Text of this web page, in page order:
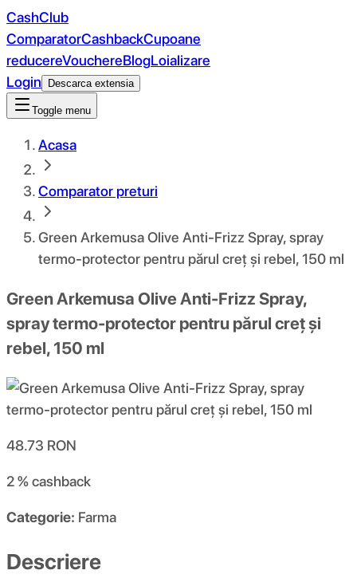
CashClub
ComparatorCashbackCupoane
reducereVouchereBlogLoializare
Login
Descarca extensia
Toggle menu
Acasa
Comparator preturi
Green Arkemusa Olive Anti-Frizz Spray, spray
termo-protector pentru părul creț și rebel, 150 ml
Green Arkemusa Olive Anti-Frizz Spray,
spray termo-protector pentru părul creț și
rebel, 150 ml
48.73 RON
2 %cashback
Categorie: Farma
Descriere